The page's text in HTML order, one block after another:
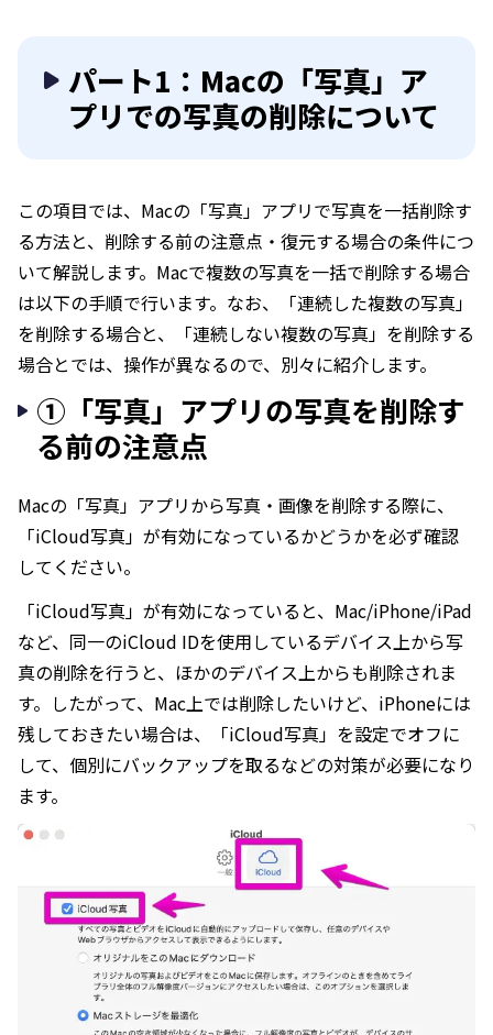
パート1：Macの「写真」ア
プリでの写真の削除について
この項目では、Macの「写真」アプリで写真を一括削除す
る方法と、削除する前の注意点・復元する場合の条件につ
いて解説します。Macで複数の写真を一括で削除する場合
は以下の手順で行います。なお、「連続した複数の写真」
を削除する場合と、「連続しない複数の写真」を削除する
場合とでは、操作が異なるので、別々に紹介します。
①「写真」アプリの写真を削除す
る前の注意点
Macの「写真」アプリから写真・画像を削除する際に、
「iCloud写真」が有効になっているかどうかを必ず確認
してください。
「iCloud写真」が有効になっていると、Mac/iPhone/iPad
など、同一のiCloud IDを使用しているデバイス上から写
真の削除を行うと、ほかのデバイス上からも削除されま
す。したがって、Mac上では削除したいけど、iPhoneには
残しておきたい場合は、「iCloud写真」を設定でオフに
して、個別にバックアップを取るなどの対策が必要になり
ます。